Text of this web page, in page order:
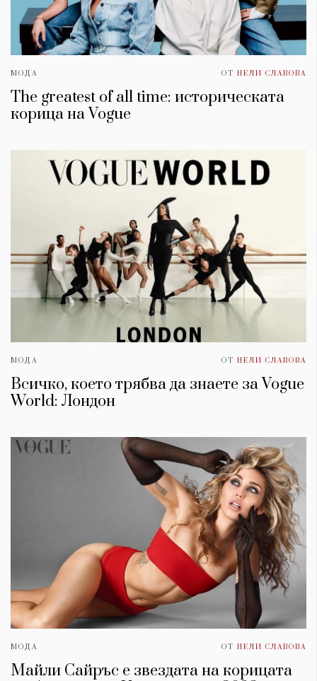
МОДА ОТ НЕЛИ СЛАВОВА
The greatest of all time: историческата
корица на Vogue
МОДА ОТ НЕЛИ СЛАВОВА
Всичко, което трябва да знаете за Vogue
World: Лондон
МОДА ОТ НЕЛИ СЛАВОВА
Майли Сайръс е звездата на корицата